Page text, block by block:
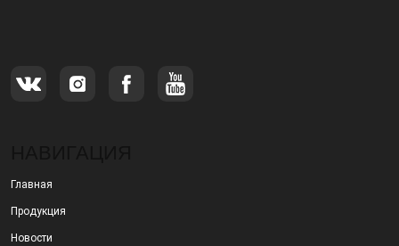
Главная
Продукция
Новости